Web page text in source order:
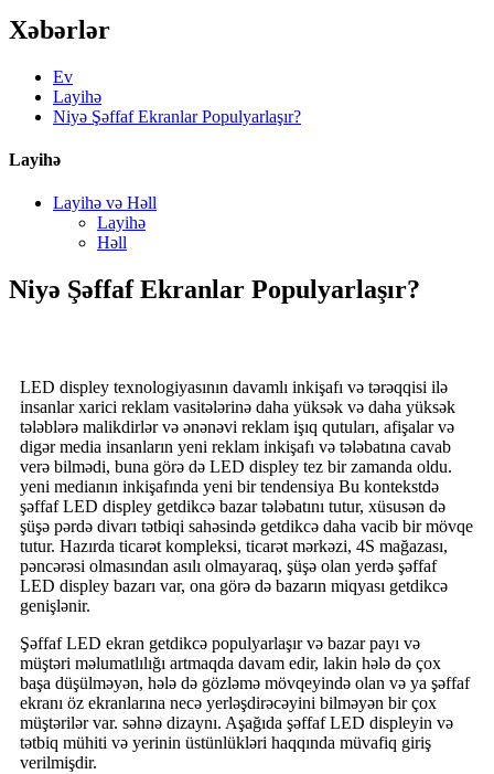
Xəbərlər
Ev
Layihə
Niyə Şəffaf Ekranlar Populyarlaşır?
Layihə
Layihə və Həll
Layihə
Həll
Niyə Şəffaf Ekranlar Populyarlaşır?
LED displey texnologiyasının davamlı inkişafı və tərəqqisi ilə
insanlar xarici reklam vasitələrinə daha yüksək və daha yüksək
tələblərə malikdirlər və ənənəvi reklam işıq qutuları, afişalar və
digər media insanların yeni reklam inkişafı və tələbatına cavab
verə bilmədi, buna görə də LED displey tez bir zamanda oldu.
yeni medianın inkişafında yeni bir tendensiya Bu kontekstdə
şəffaf LED displey getdikcə bazar tələbatını tutur, xüsusən də
şüşə pərdə divarı tətbiqi sahəsində getdikcə daha vacib bir mövqe
tutur. Hazırda ticarət kompleksi, ticarət mərkəzi, 4S mağazası,
pəncərəsi olmasından asılı olmayaraq, şüşə olan yerdə şəffaf
LED displey bazarı var, ona görə də bazarın miqyası getdikcə
genişlənir.
Şəffaf LED ekran getdikcə populyarlaşır və bazar payı və
müştəri məlumatlılığı artmaqda davam edir, lakin hələ də çox
başa düşülməyən, hələ də gözləmə mövqeyində olan və ya şəffaf
ekranı öz ekranlarına necə yerləşdirəcəyini bilməyən bir çox
müştərilər var. səhnə dizaynı. Aşağıda şəffaf LED displeyin və
tətbiq mühiti və yerinin üstünlükləri haqqında müvafiq giriş
verilmişdir.